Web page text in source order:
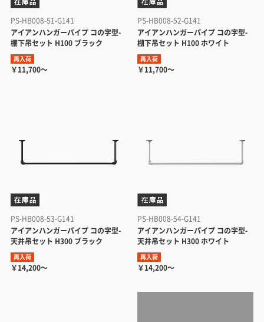
PS-HB008-51-G141
アイアンハンガーパイプ コの字型-
棚下吊セット H100 ブラック
再入荷
￥11,700～
PS-HB008-52-G141
アイアンハンガーパイプ コの字型-
棚下吊セット H100 ホワイト
再入荷
￥11,700～
PS-HB008-53-G141
アイアンハンガーパイプ コの字型-
天井吊セット H300 ブラック
再入荷
￥14,200～
PS-HB008-54-G141
アイアンハンガーパイプ コの字型-
天井吊セット H300 ホワイト
再入荷
￥14,200～